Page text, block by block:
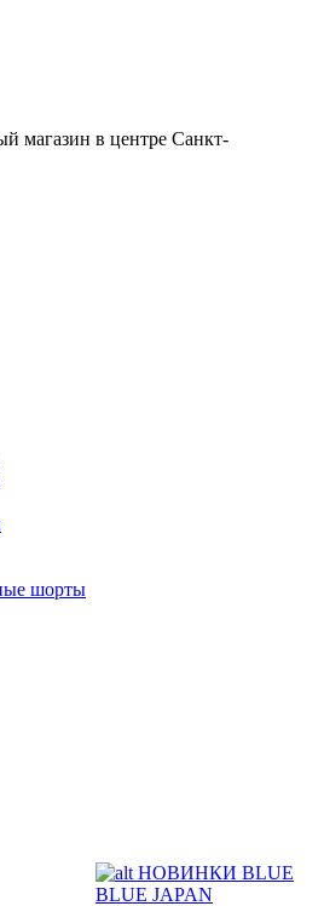
магазин в центре Санкт-
шорты
НОВИНКИ BLUE
BLUE JAPAN